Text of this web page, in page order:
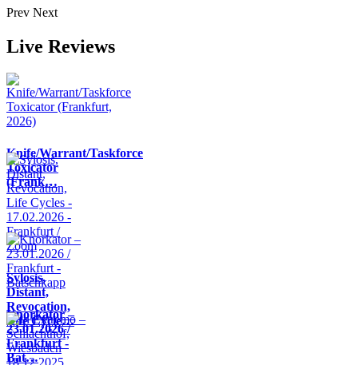
Prev Next
Live Reviews
Knife/Warrant/Taskforce
Toxicator
(Frank…
Sylosis,
Distant,
Revocation,
Life Cycle…
Knorkator –
23.01.2026 /
Frankfurt -
Bat…